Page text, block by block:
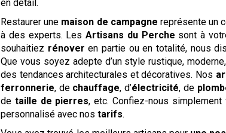
en détail.
Restaurer une maison de campagne représente un
à des experts. LesArtisans du Perche sont à
souhaitiez rénover en partie ou en totalité, nous
Que vous soyez adepte d’un style rustique, moderne,
des tendances architecturales et décoratives. Nos
ferronnerie, de chauffage, d’électricité, de
de taille de pierres, etc. Confiez-nous
personnalisé avec nostarifs.